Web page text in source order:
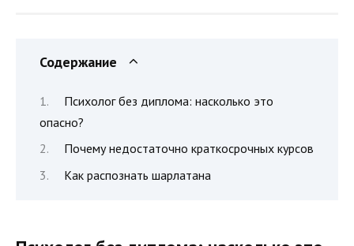
Содержание
Психолог без диплома: насколько это
опасно?
Почему недостаточно краткосрочных курсов
Как распознать шарлатана